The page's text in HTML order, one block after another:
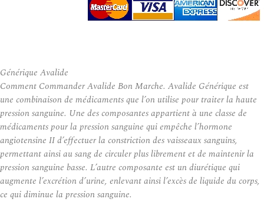
Générique Avalide
Comment Commander Avalide Bon Marche. Avalide Générique est
une combinaison de médicaments que l’on utilise pour traiter la haute
pression sanguine. Une des composantes appartient à une classe de
médicaments pour la pression sanguine qui empêche l’hormone
angiotensine II d’effectuer la constriction des vaisseaux sanguins,
permettant ainsi au sang de circuler plus librement et de maintenir la
pression sanguine basse. L’autre composante est un diurétique qui
augmente l’excrétion d’urine, enlevant ainsi l’excès de liquide du corps,
ce qui diminue la pression sanguine.